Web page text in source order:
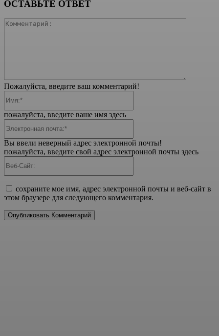
ОСТАВЬТЕ ОТВЕТ
Пожалуйста, введите ваш комментарий!
пожалуйста, введите ваше имя здесь
Вы ввели неверный адрес электронной почты!
пожалуйста, введите свой адрес электронной почты здесь
сохраните мое имя, адрес электронной почты и веб-сайт в
этом браузере для следующего комментария.